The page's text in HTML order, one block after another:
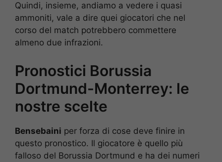
Quindi, insieme, andiamo a vedere i quasi
ammoniti, vale a dire quei giocatori che nel
corso del match potrebbero commettere
almeno due infrazioni.
Pronostici Borussia
Dortmund-Monterrey: le
nostre scelte
Bensebaini per forza di cose deve finire in
questo pronostico. Il giocatore è quello più
falloso del Borussia Dortmund e ha dei numeri